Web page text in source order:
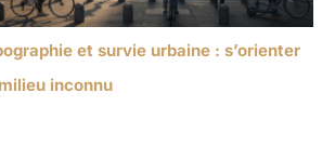
et survie urbaine : s’orienter
inconnu